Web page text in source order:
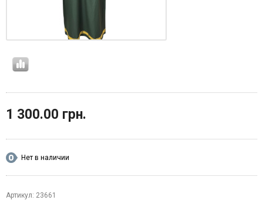
1 300.00 грн.
Нет в наличии
Артикул: 23661